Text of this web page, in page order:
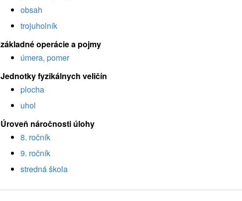
obsah
trojuholník
základné operácie a pojmy
úmera, pomer
Jednotky fyzikálnych veličín
plocha
uhol
Úroveň náročnosti úlohy
8. ročník
9. ročník
stredná škola